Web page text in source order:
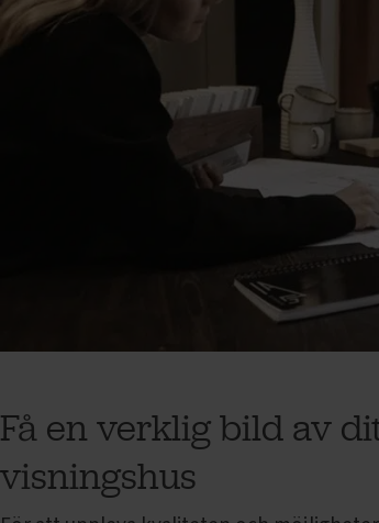
Få en verklig bild av
visningshus